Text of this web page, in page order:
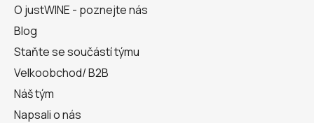
O justWINE - poznejte nás
Blog
Staňte se součástí týmu
Velkoobchod/ B2B
Náš tým
Napsali o nás